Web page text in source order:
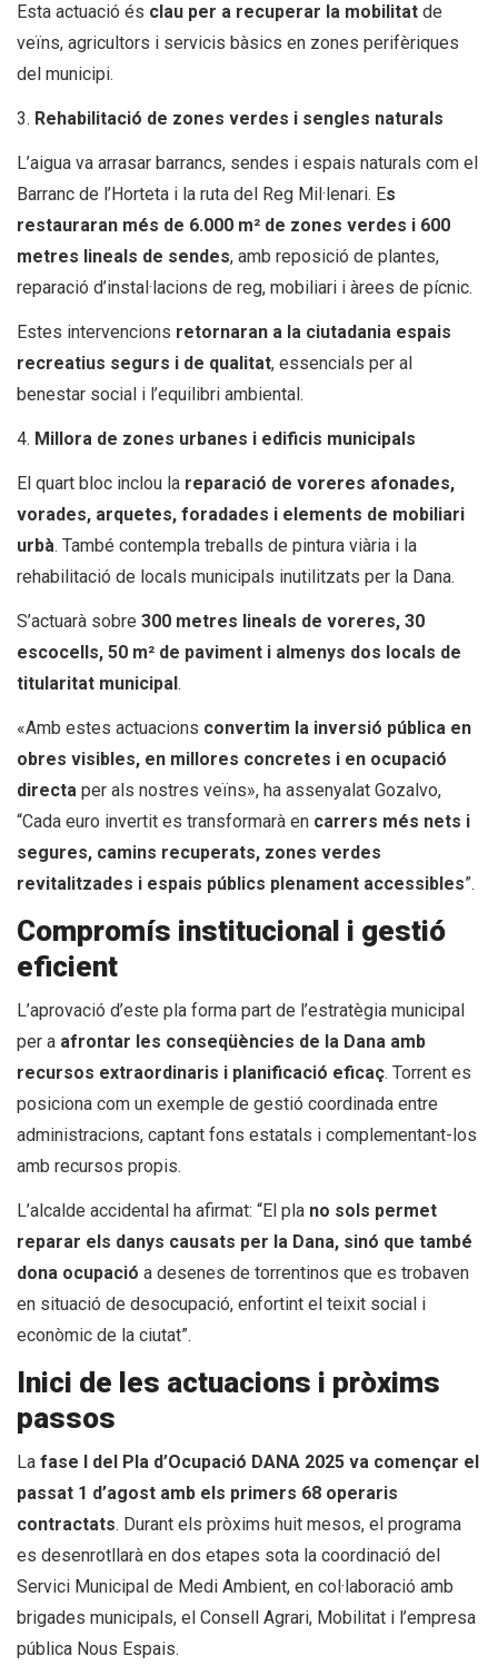
Esta actuació és clau per a recuperar la mobilitat de
veïns, agricultors i servicis bàsics en zones perifèriques
del municipi.
3. Rehabilitació de zones verdes i sengles naturals
L’aigua va arrasar barrancs, sendes i espais naturals com el
Barranc de l’Horteta i la ruta del Reg Mil·lenari. Es
restauraran més de 6.000 m² de zones verdes i 600
metres lineals de sendes, amb reposició de plantes,
reparació d’instal·lacions de reg, mobiliari i àrees de pícnic.
Estes intervencions retornaran a la ciutadania espais
recreatius segurs i de qualitat, essencials per al
benestar social i l’equilibri ambiental.
4. Millora de zones urbanes i edificis municipals
El quart bloc inclou la reparació de voreres afonades,
vorades, arquetes, foradades i elements de mobiliari
urbà. També contempla treballs de pintura viària i la
rehabilitació de locals municipals inutilitzats per la Dana.
S’actuarà sobre 300 metres lineals de voreres, 30
escocells, 50 m² de paviment i almenys dos locals de
titularitat municipal.
«Amb estes actuacions convertim la inversió pública en
obres visibles, en millores concretes i en ocupació
directa per als nostres veïns», ha assenyalat Gozalvo,
“Cada euro invertit es transformarà en carrers més nets i
segures, camins recuperats, zones verdes
revitalitzades i espais públics plenament accessibles”.
Compromís institucional i gestió
eficient
L’aprovació d’este pla forma part de l’estratègia municipal
per a afrontar les conseqüències de la Dana amb
recursos extraordinaris i planificació eficaç. Torrent es
posiciona com un exemple de gestió coordinada entre
administracions, captant fons estatals i complementant-los
amb recursos propis.
L’alcalde accidental ha afirmat: “El pla no sols permet
reparar els danys causats per la Dana, sinó que també
dona ocupació a desenes de torrentinos que es trobaven
en situació de desocupació, enfortint el teixit social i
econòmic de la ciutat”.
Inici de les actuacions i pròxims
passos
La fase I del Pla d’Ocupació DANA 2025 va començar el
passat 1 d’agost amb els primers 68 operaris
contractats. Durant els pròxims huit mesos, el programa
es desenrotllarà en dos etapes sota la coordinació del
Servici Municipal de Medi Ambient, en col·laboració amb
brigades municipals, el Consell Agrari, Mobilitat i l’empresa
pública Nous Espais.